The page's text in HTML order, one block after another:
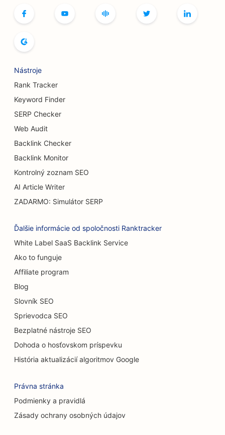
SEO pre kaviarne so stolnými hrami
SEO pre pivovary
SEO pre služby zväčšenia prsníkov
SEO pre bufetové reštaurácie
SEO pre popáleninových chirurgov
SEO pre kaviarne
SEO pre reštaurácie s príležitostným stravovaním
SEO pre cukrárne
SEO pre predajcov áut
SEO pre upratovacie služby
SEO pre chiropraktikov
SEO pre služby chemického peelingu
SEO pre kraniofaciálnych chirurgov
SEO pre kaviarne
Nástroje
Rank Tracker
Keyword Finder
SERP Checker
Web Audit
Backlink Checker
Backlink Monitor
Kontrolný zoznam SEO
AI Article Writer
ZADARMO: Simulátor SERP
Ďalšie informácie od spoločnosti Ranktracker
White Label SaaS Backlink Service
Ako to funguje
Affiliate program
Blog
Slovník SEO
Sprievodca SEO
Bezplatné nástroje SEO
Dohoda o hosťovskom príspevku
História aktualizácií algoritmov Google
Právna stránka
Podmienky a pravidlá
Zásady ochrany osobných údajov